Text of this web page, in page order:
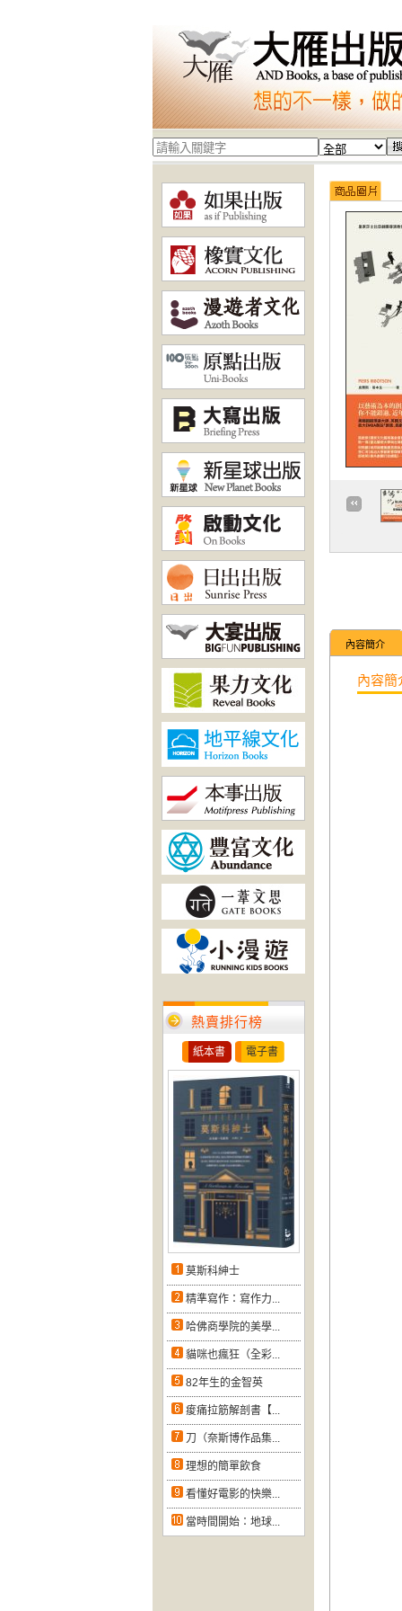
熱賣排行榜
紙本書 電子書
莫斯科紳士
精準寫作：寫作力...
哈佛商學院的美學...
貓咪也瘋狂（全彩...
82年生的金智英
痠痛拉筋解剖書【...
刀（奈斯博作品集...
理想的簡單飲食
看懂好電影的快樂...
當時間開始：地球...
內容簡介
內容簡